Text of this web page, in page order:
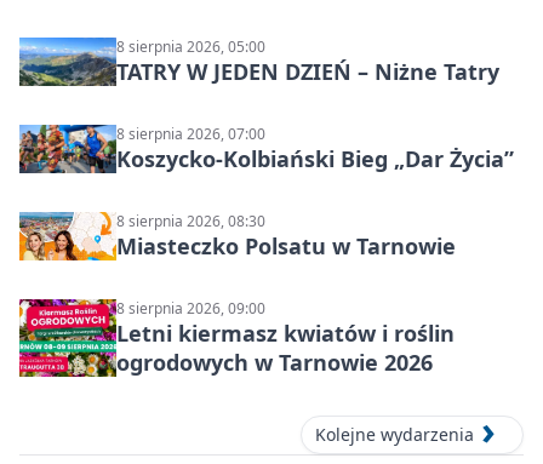
8 sierpnia 2026, 05:00
TATRY W JEDEN DZIEŃ – Niżne Tatry
8 sierpnia 2026, 07:00
Koszycko-Kolbiański Bieg „Dar Życia”
8 sierpnia 2026, 08:30
Miasteczko Polsatu w Tarnowie
8 sierpnia 2026, 09:00
Letni kiermasz kwiatów i roślin
ogrodowych w Tarnowie 2026
Kolejne wydarzenia